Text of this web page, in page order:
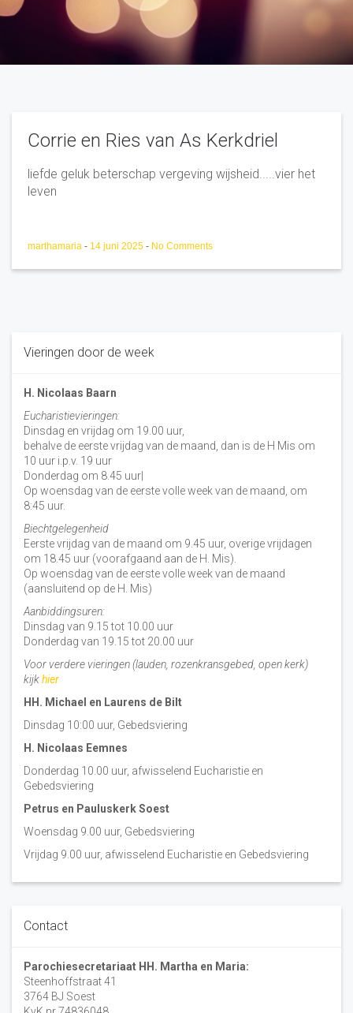
Corrie en Ries van As Kerkdriel
liefde geluk beterschap vergeving wijsheid.....vier het
leven
marthamaria - 14 juni 2025 - No Comments
Vieringen door de week
H. Nicolaas Baarn
Eucharistievieringen:
Dinsdag en vrijdag om 19.00 uur,
behalve de eerste vrijdag van de maand, dan is de H Mis om
10 uur i.p.v. 19 uur
Donderdag om 8.45 uur|
Op woensdag van de eerste volle week van de maand, om
8:45 uur.
Biechtgelegenheid
Eerste vrijdag van de maand om 9.45 uur, overige vrijdagen
om 18.45 uur (voorafgaand aan de H. Mis).
Op woensdag van de eerste volle week van de maand
(aansluitend op de H. Mis)
Aanbiddingsuren:
Dinsdag van 9.15 tot 10.00 uur
Donderdag van 19.15 tot 20.00 uur
Voor verdere vieringen (lauden, rozenkransgebed, open kerk)
kijkhier
HH. Michael en Laurens de Bilt
Dinsdag 10:00 uur, Gebedsviering
H. Nicolaas Eemnes
Donderdag 10.00 uur, afwisselend Eucharistie en
Gebedsviering
Petrus en Pauluskerk Soest
Woensdag 9.00 uur, Gebedsviering
Vrijdag 9.00 uur, afwisselend Eucharistie en Gebedsviering
Contact
Parochiesecretariaat HH. Martha en Maria:
Steenhoffstraat 41
3764 BJ Soest